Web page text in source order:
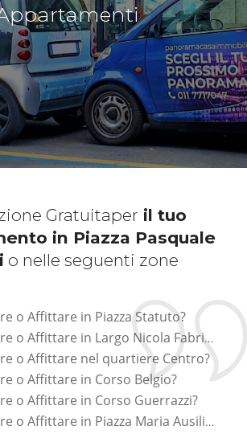
Gratuitaper il tuo
in Piazza Pasquale
o nelle seguenti zone
o Affittare in Piazza Statuto?
Vendere o Affittare in Largo Nicola Fabrizi?
o Affittare nel quartiere Centro?
o Affittare in Corso Belgio?
o Affittare in Corso Guerrazzi?
Vendere o Affittare in Piazza Maria Ausiliatrice?